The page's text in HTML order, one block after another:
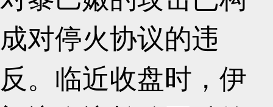
成对停火协议的违
反。临近收盘时，伊